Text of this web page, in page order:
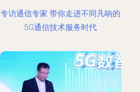
专访通信专家 带你走进不同凡响的
5G通信技术服务时代